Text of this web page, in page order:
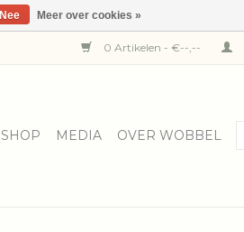
0 Artikelen - €--,--
SHOP MEDIA OVER WOBBEL
Nee Meer over cookies »